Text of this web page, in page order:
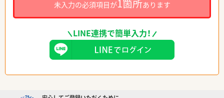
未入力の必須項目が1箇所あります
LINE連携で簡単入力！